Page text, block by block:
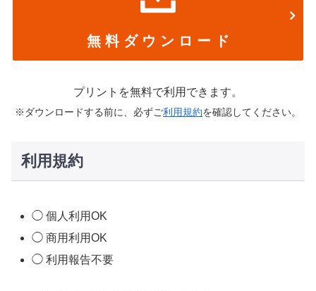
無 料 ダ ウ ン ロ ー ド
プリントを無料で利用できます。
※ダウンロードする前に、必ずご利用規約を確認してください。
利用規約
◯ 個人利用OK
◯ 商用利用OK
◯ 利用報告不要